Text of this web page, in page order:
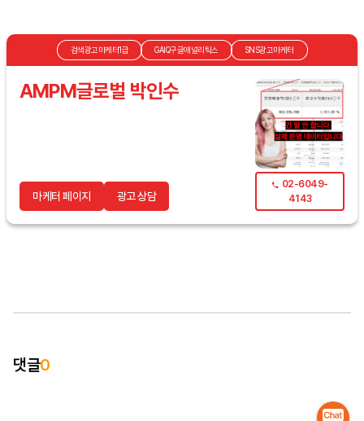
검색광고마케터1급 GAIQ구글애널리틱스 SNS광고마케터
AMPM글로벌 박인수
마케터 페이지 광고 상담
02-6049-
4143
댓글0